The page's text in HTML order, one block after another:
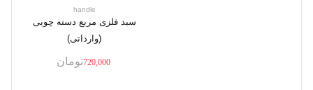
handle
سبد فلزی مربع دسته چوبی
(وارداتی)
720,000 تومان